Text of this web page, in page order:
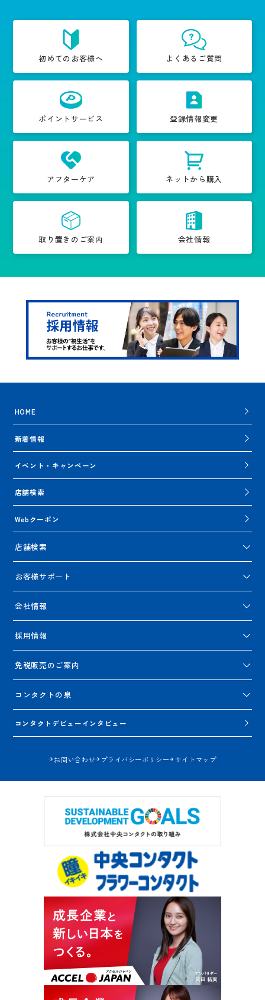
初めてのお客様へ よくあるご質問
ポイントサービス 登録情報変更
アフターケア ネットから購入
取り置きのご案内 会社情報
HOME
新着情報
イベント・キャンペーン
店舗検索
Webクーポン
店舗検索
お客様サポート
会社情報
採用情報
免税販売のご案内
コンタクトの泉
コンタクトデビューインタビュー
お問い合わせ プライバシーポリシー サイトマップ